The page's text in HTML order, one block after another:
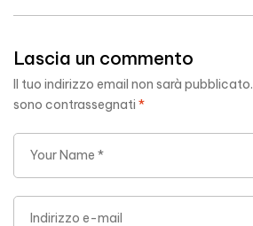
Lascia un commento
Il tuo indirizzo email non sarà pubblicato.
sono contrassegnati *